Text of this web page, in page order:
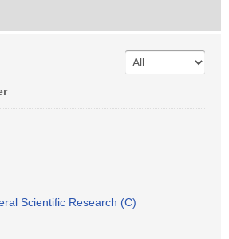
Scientific Research (C)